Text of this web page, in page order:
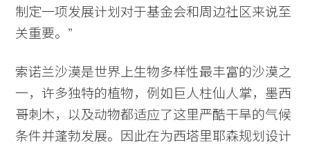
制定一项发展计划对于基金会和周边社区来说至
关重要。”
索诺兰沙漠是世界上生物多样性最丰富的沙漠之
一，许多独特的植物，例如巨人柱仙人掌，墨西
哥刺木，以及动物都适应了这里严酷干旱的气候
条件并蓬勃发展。因此在为西塔里耶森规划设计